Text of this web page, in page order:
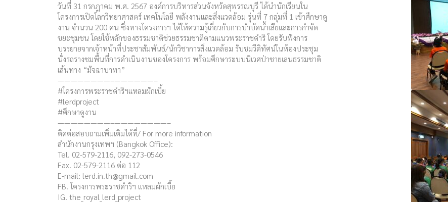
วันที่ 31 กรกฎาคม พ.ศ. 2567 องค์การบริหารส่วนจังหวัดสุพรรณบุรี ได้นำนักเรียนใน
โครงการเปิดโลกวิทยาศาสตร์ เทคโนโลยี พลังงานและสิ่งแวดล้อม รุ่นที่ 7 กลุ่มที่ 1 เข้าศึกษาดู
งาน จำนวน 200 คน ซึ่งทางโครงการฯ ได้ให้ความรู้เกี่ยวกับการบำบัดน้ำเสียและการกำจัด
ขยะชุมชน โดยใช้หลักของธรรมชาติช่วยธรรมชาติตามแนวพระราชดำริ โดยรับฟังการ
บรรยายจากเจ้าหน้าที่ประชาสัมพันธ์/นักวิชาการสิ่งแวดล้อม รับชมวีดิทัศน์ในห้องประชุม
นั่งรถรางชมพื้นที่การดำเนินงานของโครงการ พร้อมศึกษาระบบนิเวศป่าชายเลนธรรมชาติ
เส้นทาง “มัจฉาบาทา”
————————–——————–
#โครงการพระราชดำริฯแหลมผักเบี้ย
#lerdproject
#ศึกษาดูงาน
————————–————————–
ติดต่อสอบถามเพิ่มเติมได้ที่/ For more information
สำนักงานกรุงเทพฯ (Bangkok Office):
Tel. 02-579-2116, 092-273-0546
Fax. 02-579-2116 ต่อ 112
E-mail: lerd.in.th@gmail.com
FB. โครงการพระราชดำริฯ แหลมผักเบี้ย
IG. the_royal_lerd_project